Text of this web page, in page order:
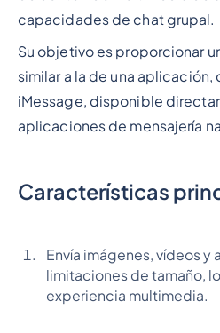
capacidades de chat grupal.
Su objetivo es proporcionar
similar a la de una
iMessage, disponible
aplicaciones de mensajería
Características
Envía imágenes, vídeos
limitaciones de tamaño,
experiencia multimedia.